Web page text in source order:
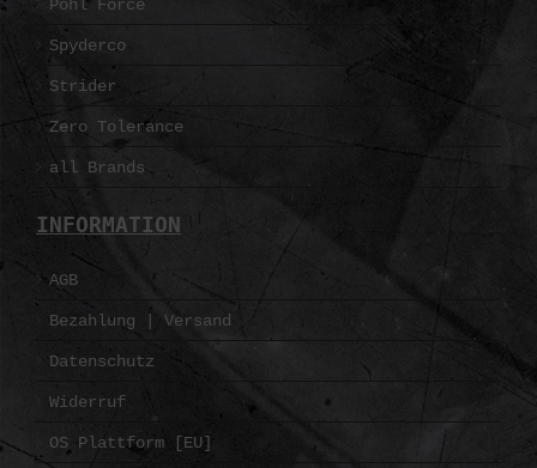
Pohl Force
Spyderco
Strider
Zero Tolerance
all Brands
INFORMATION
AGB
Bezahlung | Versand
Datenschutz
Widerruf
OS Plattform [EU]